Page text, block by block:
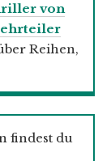
von
Reihen,
findest du